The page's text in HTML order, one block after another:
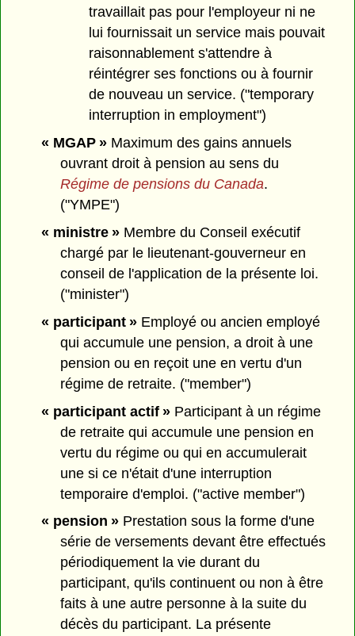
travaillait pas pour l'employeur ni ne
lui fournissait un service mais pouvait
raisonnablement s'attendre à
réintégrer ses fonctions ou à fournir
de nouveau un service. ("temporary
interruption in employment")
« MGAP »Maximum des gains annuels
ouvrant droit à pension au sens du
Régime de pensions du Canada.
("YMPE")
« ministre »Membre du Conseil exécutif
chargé par le lieutenant-gouverneur en
conseil de l'application de la présente loi.
("minister")
« participant »Employé ou ancien employé
qui accumule une pension, a droit à une
pension ou en reçoit une en vertu d'un
régime de retraite. ("member")
« participant actif »Participant à un régime
de retraite qui accumule une pension en
vertu du régime ou qui en accumulerait
une si ce n'était d'une interruption
temporaire d'emploi. ("active member")
« pension »Prestation sous la forme d'une
série de versements devant être effectués
périodiquement la vie durant du
participant, qu'ils continuent ou non à être
faits à une autre personne à la suite du
décès du participant. La présente